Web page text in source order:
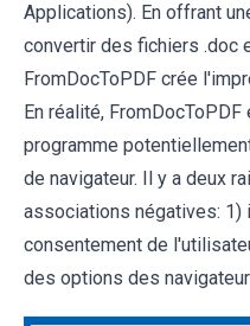
Applications). En offrant
convertir des fichiers .doc
FromDocToPDF crée
En réalité,
programme
de navigateur. Il y a deux
associations négatives: 1)
consentement de
des options des